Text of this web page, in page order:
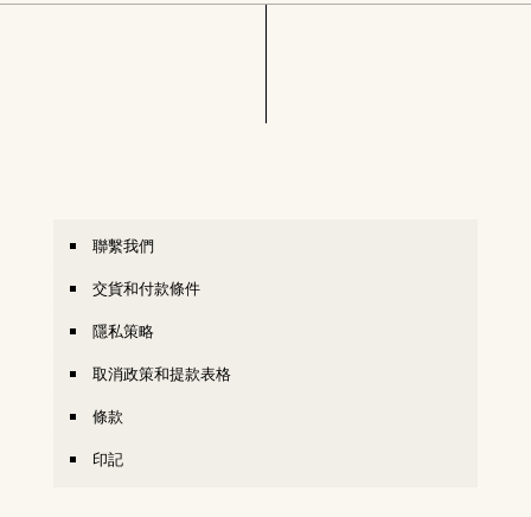
聯繫我們
交貨和付款條件
隱私策略
取消政策和提款表格
條款
印記